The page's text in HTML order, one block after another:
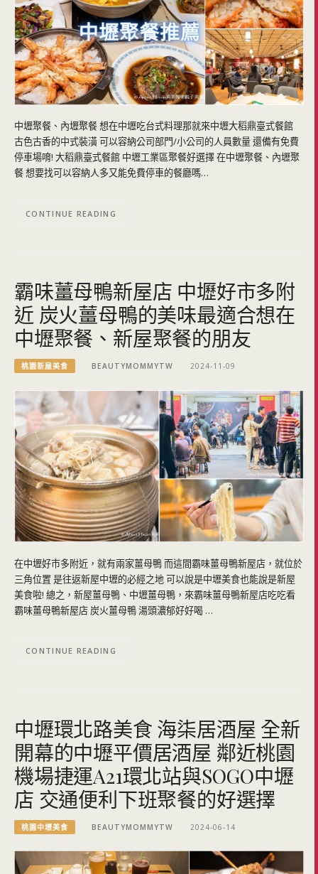
中壢聚餐、內壢聚餐 想在中壢吃台式料理那就來中壢大稻鼎臺式餐館
古色古香的中式裝潢 可以容納公司部門/小公司的人員數量 還備有免費
停車場唷! 大稻鼎臺式餐館 中壢工業區聚餐好選擇 在中壢聚餐、內壢聚
餐 想要找可以容納人多又能免費停車的餐廳嗎…
CONTINUE READING
霸味薑母鴨新屋店 中壢好市多附
近 炭火薑母鴨的美味最適合想在
中壢聚餐、新屋聚餐的朋友
桃園新屋美食 BEAUTYMOMMYTW 2024-11-09
在中壢好市多附近，就有兩家薑母鴨 而這間霸味薑母鴨新屋店，就位於
三角位置 是往返新屋中壢的必經之地 可以說是中壢美食也能說是新屋
美食啦! 總之，新屋薑母鴨、中壢薑母鴨，來霸味薑母鴨新屋店吃吃看
霸味薑母鴨新屋店 炭火薑母鴨 湯頭濃郁好好喝 …
CONTINUE READING
中壢環北路美食 海柒居酒屋 全新
開幕的中壢平價居酒屋 鄰近桃園
機場捷運A21環北站與SOGO中壢
店 交通便利下班聚餐的好選擇
桃園中壢美食 BEAUTYMOMMYTW 2024-06-14